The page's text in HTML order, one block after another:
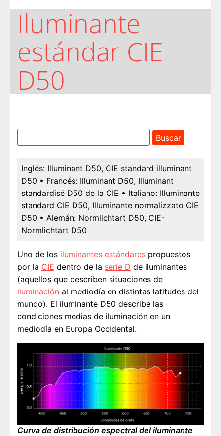
Iluminante
estándar CIE
D50
Inglés: Illuminant D50, CIE standard illuminant
D50 • Francés: Illuminant D50, Illuminant
standardisé D50 de la CIE • Italiano: Illuminante
standard CIE D50, Illuminante normalizzato CIE
D50 • Alemán: Normlichtart D50, CIE-
Normlichtart D50
Uno de los iluminantes estándares propuestos
por la CIE dentro de la serie D de iluminantes
(aquellos que describen situaciones de
iluminación al mediodía en distintas latitudes del
mundo). El iluminante D50 describe las
condiciones medias de iluminación en un
mediodía en Europa Occidental.
Curva de distribución espectral del iluminante